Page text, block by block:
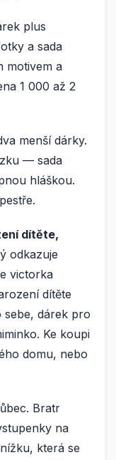
plus
a sada
motivem a
1 000 až 2
menší dárky.
— sada
hláškou.
dítěte,
odkazuje
victorka
dítěte
sebe, dárek pro
Ke koupi
domu, nebo
Bratr
na
která se